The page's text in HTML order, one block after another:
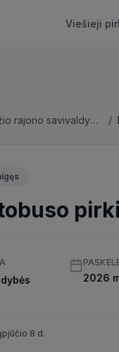
Viešieji
Panevėžio rajono savivaldybės administracija /
2026
8 d.